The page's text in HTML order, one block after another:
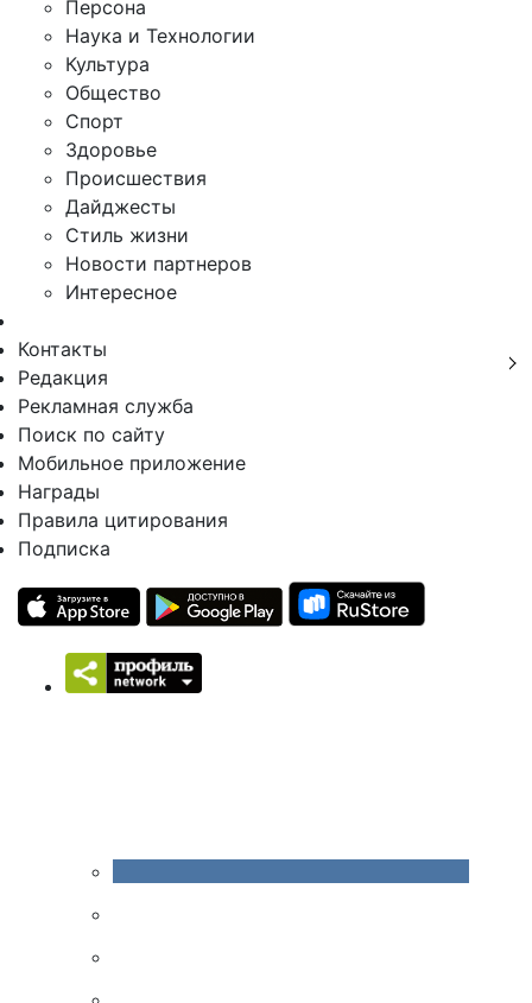
Персона
Наука и Технологии
Культура
Общество
Спорт
Здоровье
Происшествия
Дайджесты
Стиль жизни
Новости партнеров
Интересное
Контакты
Редакция
Рекламная служба
Поиск по сайту
Мобильное приложение
Награды
Правила цитирования
Подписка